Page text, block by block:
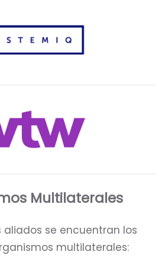
Multilaterales
aliados se encuentran los
multilaterales: